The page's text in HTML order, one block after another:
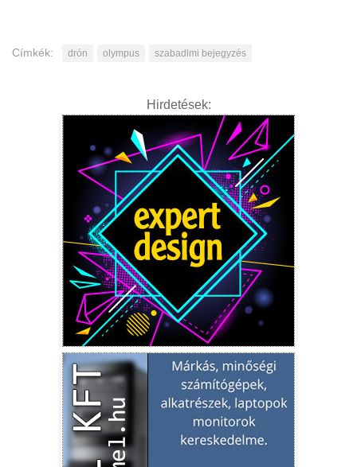
Címkék: drón olympus szabadlmi bejegyzés
Hirdetések: